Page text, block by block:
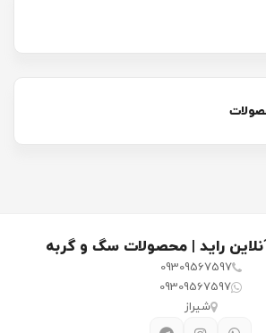
راید | محصولات سگ و گربه
09309567597
09309567597
شیراز